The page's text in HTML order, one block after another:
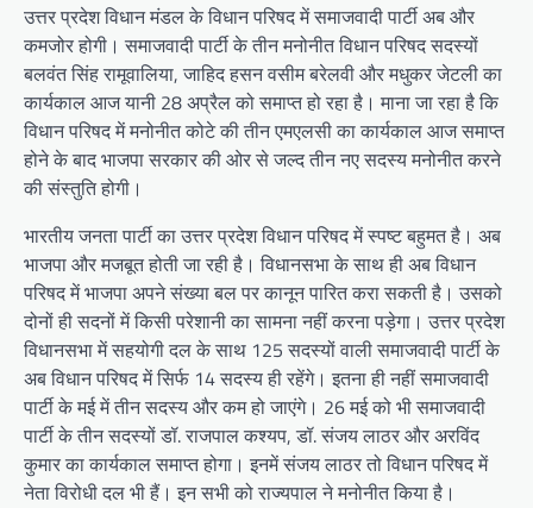
उत्तर प्रदेश विधान मंडल के विधान परिषद में समाजवादी पार्टी अब और
कमजोर होगी। समाजवादी पार्टी के तीन मनोनीत विधान परिषद सदस्यों
बलवंत सिंह रामूवालिया, जाहिद हसन वसीम बरेलवी और मधुकर जेटली का
कार्यकाल आज यानी 28 अप्रैल को समाप्त हो रहा है। माना जा रहा है कि
विधान परिषद में मनोनीत कोटे की तीन एमएलसी का कार्यकाल आज समाप्त
होने के बाद भाजपा सरकार की ओर से जल्द तीन नए सदस्य मनोनीत करने
की संस्तुति होगी।
भारतीय जनता पार्टी का उत्तर प्रदेश विधान परिषद में स्पष्ट बहुमत है। अब
भाजपा और मजबूत होती जा रही है। विधानसभा के साथ ही अब विधान
परिषद में भाजपा अपने संख्या बल पर कानून पारित करा सकती है। उसको
दोनों ही सदनों में किसी परेशानी का सामना नहीं करना पड़ेगा। उत्तर प्रदेश
विधानसभा में सहयोगी दल के साथ 125 सदस्यों वाली समाजवादी पार्टी के
अब विधान परिषद में सिर्फ 14 सदस्य ही रहेंगे। इतना ही नहीं समाजवादी
पार्टी के मई में तीन सदस्य और कम हो जाएंगे। 26 मई को भी समाजवादी
पार्टी के तीन सदस्यों डॉ. राजपाल कश्यप, डॉ. संजय लाठर और अरविंद
कुमार का कार्यकाल समाप्त होगा। इनमें संजय लाठर तो विधान परिषद में
नेता विरोधी दल भी हैं। इन सभी को राज्यपाल ने मनोनीत किया है।